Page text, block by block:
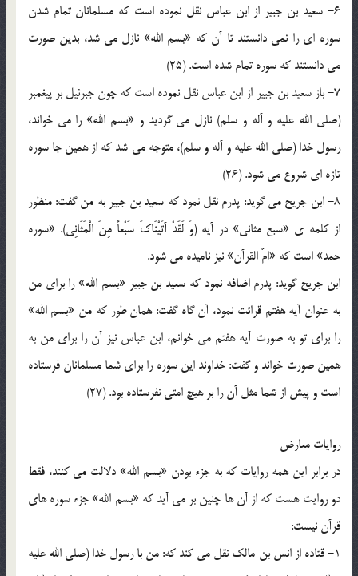
6- سعيد بن جبير از ابن عباس نقل نموده است که مسلمانان تمام شدن
سوره اي را نمي دانستند تا آن که «بسم الله» نازل مي شد، بدين صورت
مي دانستند که سوره تمام شده است. (25)
7- باز سعيد بن جبير از ابن عباس نقل نموده است که چون جبرئيل بر پيغمبر
(صلي الله عليه و آله و سلم) نازل مي گرديد و «بسم الله» را مي خواند،
رسول خدا (صلي الله عليه و آله و سلم)، متوجه مي شد که از همين جا سوره
تازه اي شروع مي شود. (26)
8- ابن جريح مي گويد: پدرم نقل نمود که سعيد بن جبير به من گفت: منظور
از کلمه ي «سبع مثاني» در آيه (وَ لَقَدْ آتَيْنَاکَ سَبْعاً مِنَ الْمَثَانِي). «سوره
حمد» است که «امّ القرآن» نيز ناميده مي شود.
ابن جريح گويد: پدرم اضافه نمود که سعيد بن جبير «بسم الله» را براي من
به عنوان آيه هفتم قرائت نمود، آن گاه گفت: همان طور که من «بسم الله»
را براي تو به صورت آيه هفتم مي خوانم، ابن عباس نيز آن را براي من به
همين صورت خواند و گفت: خداوند اين سوره را براي شما مسلمانان فرستاده
است و پيش از شما مثل آن را بر هيچ امتي نفرستاده بود. (27)
روايات معارض
در برابر اين همه روايات که به جزء بودن «بسم الله» دلالت مي کنند، فقط
دو روايت هست که از آن ها چنين بر مي آيد که «بسم الله» جزء سوره هاي
قرآن نيست:
1- قتاده از انس بن مالک نقل مي کند که: من با رسول خدا (صلي الله عليه